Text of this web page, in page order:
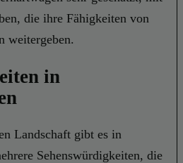
die ihre Fähigkeiten von
weitergeben.
in
Landschaft gibt es in
Sehenswürdigkeiten, die